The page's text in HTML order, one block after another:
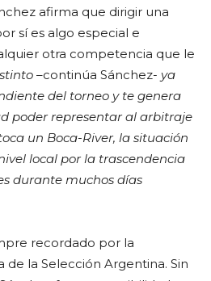
afirma que dirigir una
sí es algo especial e
otra competencia que le
–continúa Sánchez- ya
del torneo y te genera
poder representar al arbitraje
un Boca-River, la situación
local por la trascendencia
durante muchos días
recordado por la
la Selección Argentina. Sin